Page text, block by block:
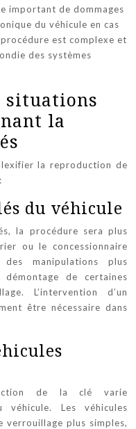
important de dommages
du véhicule en cas
est complexe et
des systèmes
situations
la
la reproduction de
du véhicule
la procédure sera plus
ou le concessionnaire
manipulations plus
de certaines
L’intervention d’un
être nécessaire dans
de la clé varie
véhicule. Les véhicules
verrouillage plus simples,